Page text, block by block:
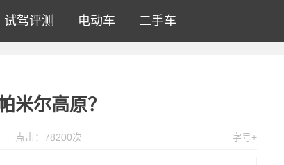
试驾评测 电动车 二手车
米尔高原？
字号+
点击： 78200次